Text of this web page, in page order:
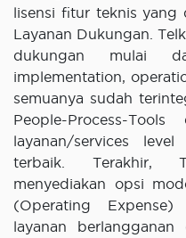
lisensi fitur teknis yang
Layanan Dukungan.
dukungan mulai
implementation,
semuanya sudah
People-Process-
layanan/services
terbaik. Terakhir,
menyediakan opsi
(Operating
layanan